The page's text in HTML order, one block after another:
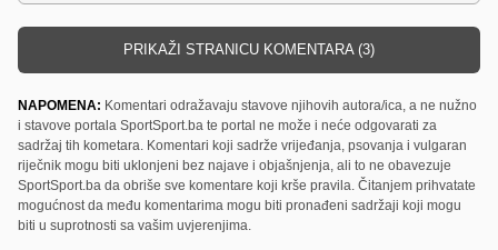
PRIKAŽI STRANICU KOMENTARA (3)
NAPOMENA: Komentari odražavaju stavove njihovih autora/ica, a ne nužno
i stavove portala SportSport.ba te portal ne može i neće odgovarati za
sadržaj tih kometara. Komentari koji sadrže vrijeđanja, psovanja i vulgaran
riječnik mogu biti uklonjeni bez najave i objašnjenja, ali to ne obavezuje
SportSport.ba da obriše sve komentare koji krše pravila. Čitanjem prihvatate
mogućnost da među komentarima mogu biti pronađeni sadržaji koji mogu
biti u suprotnosti sa vašim uvjerenjima.